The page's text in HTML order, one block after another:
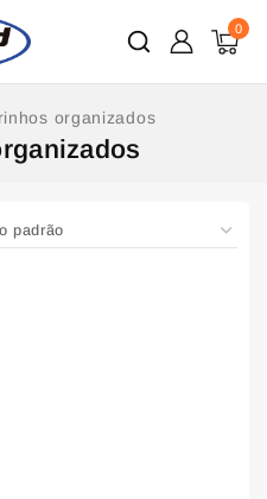
0
organizados